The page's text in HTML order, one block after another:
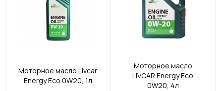
Моторное масло Livcar
Energy Eco 0W20, 1л
Моторное масло
LIVCAR Energy Eco
0W20, 4л